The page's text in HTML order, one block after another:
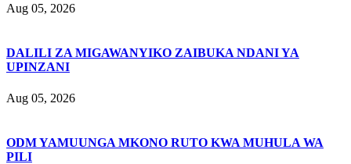
Aug 05, 2026
DALILI ZA MIGAWANYIKO ZAIBUKA NDANI YA
UPINZANI
Aug 05, 2026
ODM YAMUUNGA MKONO RUTO KWA MUHULA WA
PILI